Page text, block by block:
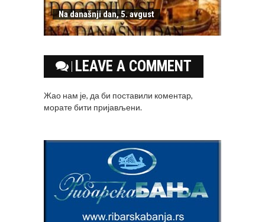
Na današnji dan, 5. avgust
LEAVE A COMMENT
Жао нам је, да би поставили коментар,
моратебити пријављени.